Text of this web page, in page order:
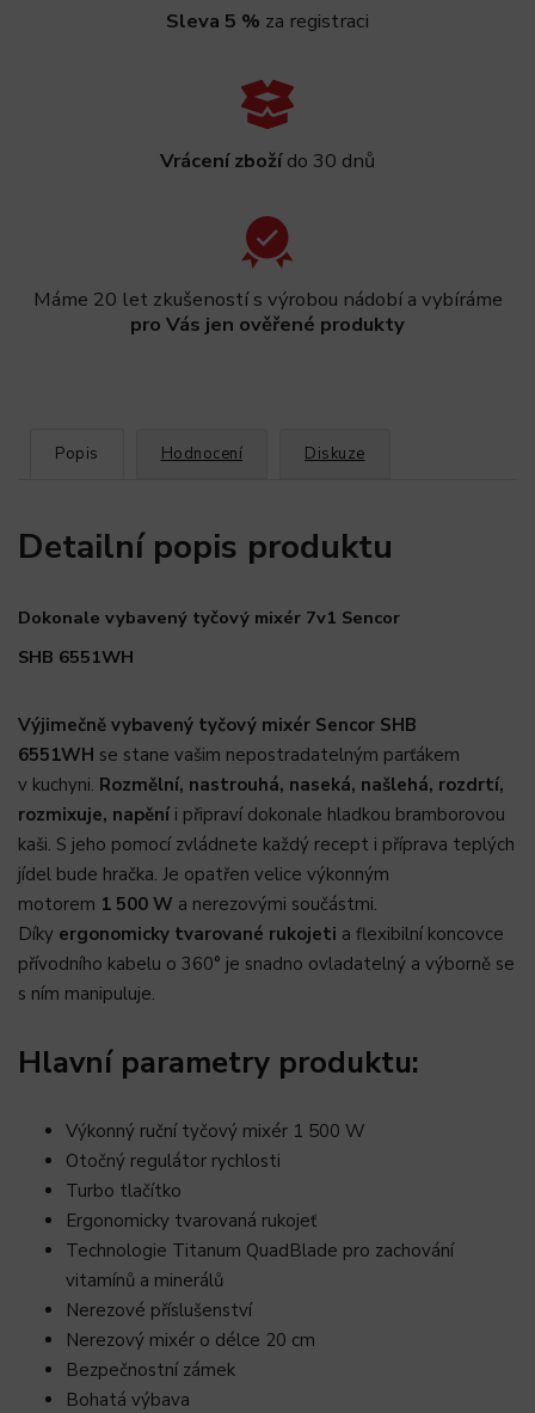
Sleva 5 % za registraci
Vrácení zbožído 30 dnů
Máme 20 let zkušeností s výrobou nádobí a vybíráme
pro Vás jen ověřené produkty
Popis Hodnocení Diskuze
Detailní popis produktu
Dokonale vybavený tyčový mixér 7v1 Sencor
SHB 6551WH
Výjimečně vybavený tyčový mixér Sencor SHB
6551WH se stane vašim nepostradatelným parťákem
v kuchyni. Rozmělní, nastrouhá, naseká, našlehá, rozdrtí,
rozmixuje, napění i připraví dokonale hladkou bramborovou
kaši. S jeho pomocí zvládnete každý recept i příprava teplých
jídel bude hračka. Je opatřen velice výkonným
motorem 1 500 W a nerezovými součástmi.
Díky ergonomicky tvarované rukojeti a flexibilní koncovce
přívodního kabelu o 360° je snadno ovladatelný a výborně se
s ním manipuluje.
Hlavní parametry produktu:
Výkonný ruční tyčový mixér 1 500 W
Otočný regulátor rychlosti
Turbo tlačítko
Ergonomicky tvarovaná rukojeť
Technologie Titanum QuadBlade pro zachování
vitamínů a minerálů
Nerezové příslušenství
Nerezový mixér o délce 20 cm
Bezpečnostní zámek
Bohatá výbava